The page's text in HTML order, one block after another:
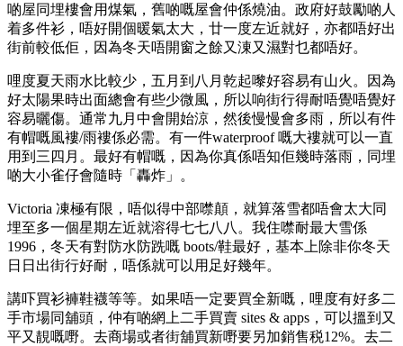
啲屋同埋樓會用煤氣，舊啲嘅屋會仲係燒油。政府好鼓勵啲人
着多件衫，唔好開個暖氣太大，廿一度左近就好，亦都唔好出
街前較低佢，因為冬天唔開窗之餘又涷又濕對乜都唔好。
哩度夏天雨水比較少，五月到八月乾起嚟好容易有山火。因為
好太陽果時出面總會有些少微風，所以响街行得耐唔覺唔覺好
容易曬傷。通常九月中會開始涼，然後慢慢會多雨，所以有件
有帽嘅風褸/雨褸係必需。有一件waterproof 嘅大褸就可以一直
用到三四月。最好有帽嘅，因為你真係唔知佢幾時落雨，同埋
啲大小雀仔會隨時「轟炸」。
Victoria 凍極有限，唔似得中部噤顛，就算落雪都唔會太大同
埋至多一個星期左近就溶得七七八八。我住噤耐最大雪係
1996，冬天有對防水防跣嘅 boots/鞋最好，基本上除非你冬天
日日出街行好耐，唔係就可以用足好幾年。
講吓買衫褲鞋襪等等。如果唔一定要買全新嘅，哩度有好多二
手市場同舖頭，仲有啲網上二手買賣 sites & apps，可以搵到又
平又靚嘅嘢。去商場或者街舖買新嘢要另加銷售税12%。去二